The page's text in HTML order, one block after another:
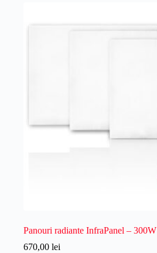
Panouri radiante InfraPanel – 300W
670,00 lei